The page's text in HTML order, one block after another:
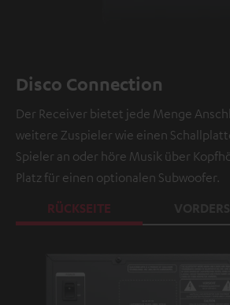
Disco Connection
Der Receiver bietet jede Menge
weitere Zuspieler wie einen
Spieler an oder höre Musik über
Platz für einen optionalen Subwoofer.
RÜCKSEITE